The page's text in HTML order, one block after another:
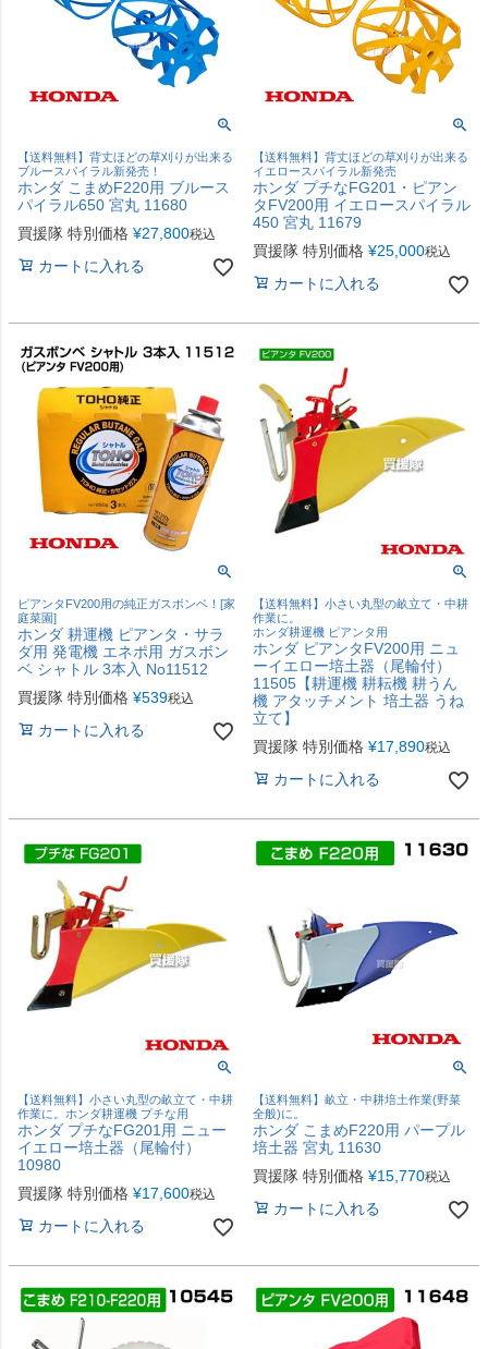
【送料無料】背丈ほどの草刈りが出来る
ブルースパイラル新発売！
ホンダ こまめF220用 ブルース
パイラル650 宮丸 11680
買援隊 特別価格 ¥27,800税込
カートに入れる
【送料無料】背丈ほどの草刈りが出来る
イエロースパイラル新発売
ホンダ プチなFG201・ピアン
タFV200用 イエロースパイラル
450 宮丸 11679
買援隊 特別価格 ¥25,000税込
カートに入れる
ピアンタFV200用の純正ガスボンベ！[家
庭菜園]
ホンダ 耕運機 ピアンタ・サラ
ダ用 発電機 エネポ用 ガスボン
ベ シャトル 3本入 No11512
買援隊 特別価格 ¥539税込
カートに入れる
【送料無料】小さい丸型の畝立て・中耕
作業に。
ホンダ耕運機 ピアンタ用
ホンダ ピアンタFV200用 ニュ
ーイエロー培土器（尾輪付）
11505【耕運機 耕耘機 耕うん
機 アタッチメント 培土器 うね
立て】
買援隊 特別価格 ¥17,890税込
カートに入れる
【送料無料】小さい丸型の畝立て・中耕
作業に。ホンダ耕運機 プチな用
ホンダ プチなFG201用 ニュー
イエロー培土器（尾輪付）
10980
買援隊 特別価格 ¥17,600税込
カートに入れる
【送料無料】畝立・中耕培土作業(野菜
全般)に。
ホンダ こまめF220用 パープル
培土器 宮丸 11630
買援隊 特別価格 ¥15,770税込
カートに入れる